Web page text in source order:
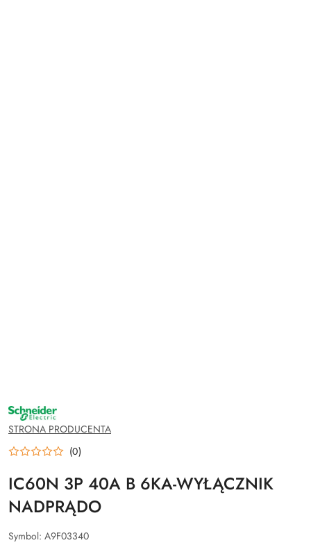
NAZWA
PRODUCENTA:
SCHNEIDER
ELECTRIC
STRONA PRODUCENTA
(0)
IC60N 3P 40A B 6KA-WYŁĄCZNIK
NADPRĄDO
Symbol: A9F03340